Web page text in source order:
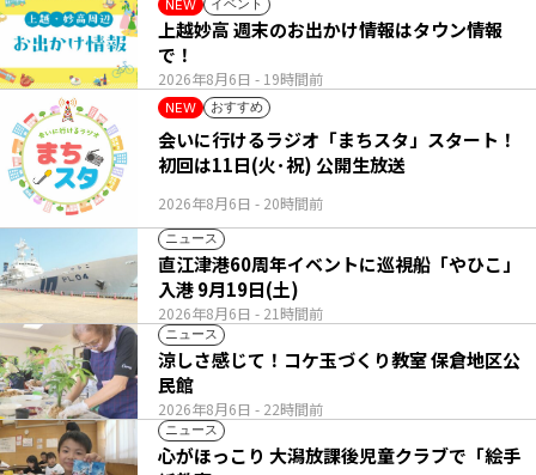
NEW イベント
2026年8月6日 - 19時間前
上越妙高 週末のお出かけ情報はタウン情報
で！
NEW おすすめ
2026年8月6日 - 20時間前
会いに行けるラジオ「まちスタ」スタート！
初回は11日(火･祝) 公開生放送
ニュース
2026年8月6日 - 21時間前
直江津港60周年イベントに巡視船「やひこ」
入港 9月19日(土)
ニュース
2026年8月6日 - 22時間前
涼しさ感じて！コケ玉づくり教室 保倉地区公
民館
ニュース
心がほっこり 大潟放課後児童クラブで「絵手